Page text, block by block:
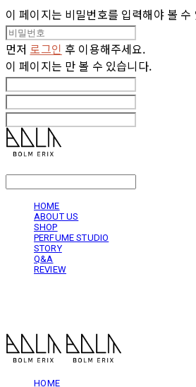
이 페이지는 비밀번호를 입력해야 볼 수
먼저 로그인 후 이용해주세요.
이 페이지는 만 볼 수 있습니다.
HOME
ABOUT US
SHOP
PERFUME STUDIO
STORY
Q&A
REVIEW
HOME